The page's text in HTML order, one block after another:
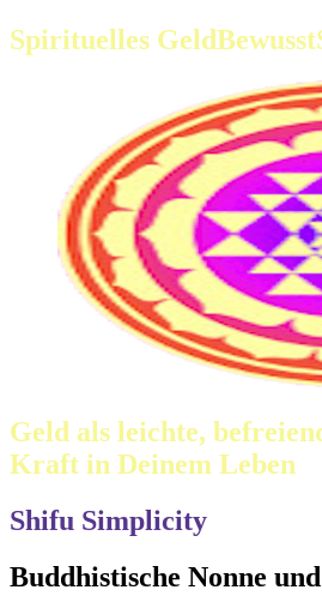
Spirituelles
Geld als leichte,
Kraft in Deinem Leben
Shifu Simplicity
Buddhistische Nonne